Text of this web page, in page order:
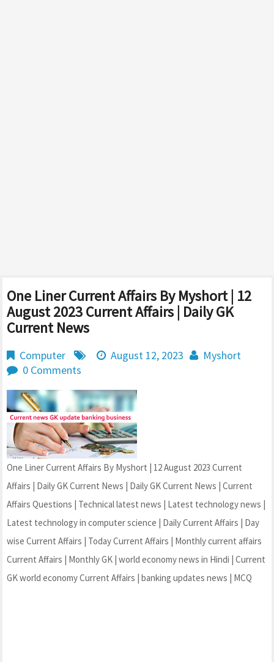
One Liner Current Affairs By Myshort | 12
August 2023 Current Affairs | Daily GK
Current News
Computer August 12, 2023
Myshort
0 Comments
One Liner Current Affairs By Myshort | 12 August 2023 Current
Affairs | Daily GK Current News | Daily GK Current News | Current
Affairs Questions | Technical latest news | Latest technology news |
Latest technology in computer science | Daily Current Affairs | Day
wise Current Affairs | Today Current Affairs | Monthly current affairs
Current Affairs | Monthly GK | world economy news in Hindi | Current
GK world economy Current Affairs | banking updates news | MCQ